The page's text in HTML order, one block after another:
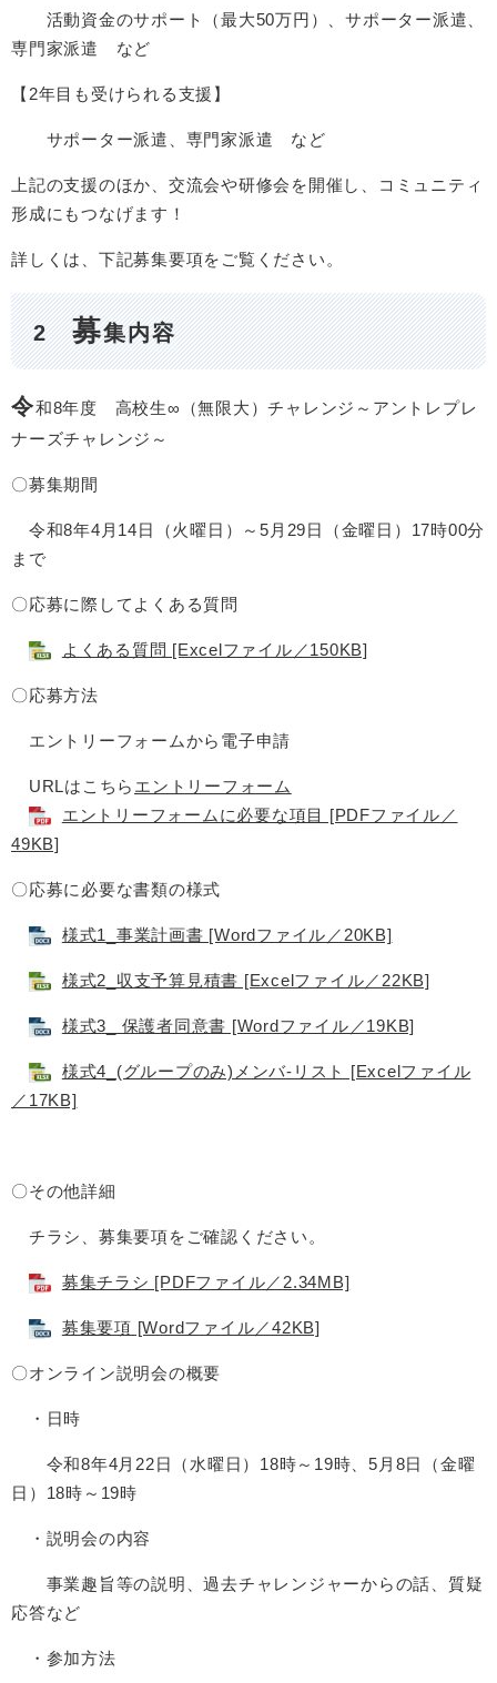
活動資金のサポート（最大50万円）、サポーター派遣、
専門家派遣 など
【2年目も受けられる支援】
サポーター派遣、専門家派遣 など
上記の支援のほか、交流会や研修会を開催し、コミュニティ
形成にもつなげます！
詳しくは、下記募集要項をご覧ください。
2募集内容
令和8年度 高校生∞（無限大）チャレンジ～アントレプレ
ナーズチャレンジ～
〇募集期間
令和8年4月14日（火曜日）～5月29日（金曜日）17時00分
まで
〇応募に際してよくある質問
よくある質問 [Excelファイル／150KB]
〇応募方法
エントリーフォームから電子申請
URLはこちら エントリーフォーム
エントリーフォームに必要な項目 [PDFファイル／
49KB]
〇応募に必要な書類の様式
様式1_事業計画書 [Wordファイル／20KB]
様式2_収支予算見積書 [Excelファイル／22KB]
様式3_ 保護者同意書 [Wordファイル／19KB]
様式4_(グループのみ)メンバ-リスト [Excelファイル
／17KB]
〇その他詳細
チラシ、募集要項をご確認ください。
募集チラシ [PDFファイル／2.34MB]
募集要項 [Wordファイル／42KB]
〇オンライン説明会の概要
・日時
令和8年4月22日（水曜日）18時～19時、5月8日（金曜
日）18時～19時
・説明会の内容
事業趣旨等の説明、過去チャレンジャーからの話、質疑
応答など
・参加方法